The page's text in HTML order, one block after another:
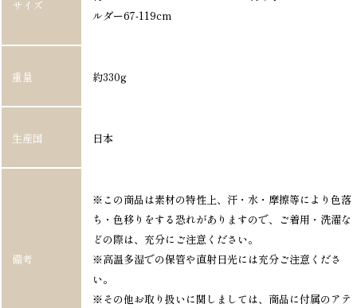
サイズ
ルダー67-119cm
重量 約330g
生産国 日本
備考
※この商品は素材の特性上、汗・水・摩擦等により色落
ち・色移りをする恐れがありますので、ご着用・洗濯な
どの際は、充分にご注意ください。
※高温多湿での保管や直射日光には充分ご注意くださ
い。
※その他お取り扱いに関しましては、商品に付属のアテ